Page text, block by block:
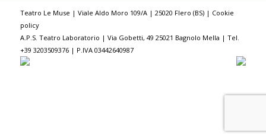
Teatro Le Muse | Viale Aldo Moro 109/A | 25020 Flero (BS) | Cookie
policy
A.P.S. Teatro Laboratorio | Via Gobetti, 49 25021 Bagnolo Mella | Tel.
+39 3203509376 | P.IVA 03442640987